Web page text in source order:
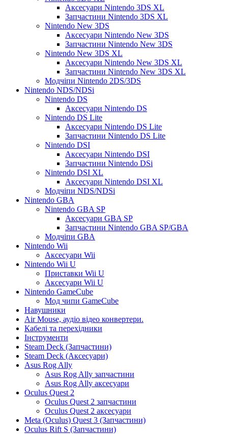
Аксесуари Nintendo 3DS XL
Запчастини Nintendo 3DS XL
Nintendo New 3DS
Аксесуари Nintendo New 3DS
Запчастини Nintendo New 3DS
Nintendo New 3DS XL
Аксесуари Nintendo New 3DS XL
Запчастини Nintendo New 3DS XL
Модчіпи Nintendo 2DS/3DS
Nintendo NDS/NDSi
Nintendo DS
Аксесуари Nintendo DS
Nintendo DS Lite
Аксесуари Nintendo DS Lite
Запчастини Nintendo DS Lite
Nintendo DSI
Аксесуари Nintendo DSI
Запчастини Nintendo DSi
Nintendo DSI XL
Аксесуари Nintendo DSI XL
Модчіпи NDS/NDSi
Nintendo GBA
Nintendo GBA SP
Аксесуари GBA SP
Запчастини Nintendo GBA SP/GBA
Модчіпи GBA
Nintendo Wii
Аксесуари Wii
Nintendo Wii U
Приставки Wii U
Аксесуари Wii U
Nintendo GameCube
Мод чипи GameCube
Навушники
Air Mouse, аудіо відео конвертери.
Кабелі та перехідники
Інструменти
Steam Deck (Запчастини)
Steam Deck (Аксесуари)
Asus Rog Ally
Asus Rog Ally запчастини
Asus Rog Ally аксесуари
Oculus Quest 2
Oculus Quest 2 запчастини
Oculus Quest 2 аксесуари
Meta (Oculus) Quest 3 (Запчастини)
Oculus Rift S (Запчастини)